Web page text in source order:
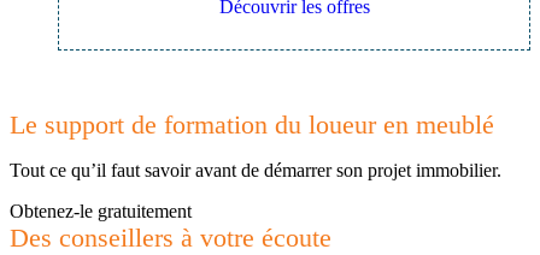
Découvrir les offres
Le support de formation du loueur en meublé
Tout ce qu’il faut savoir avant de démarrer son projet immobilier.
Obtenez-le gratuitement
Des conseillers à votre écoute